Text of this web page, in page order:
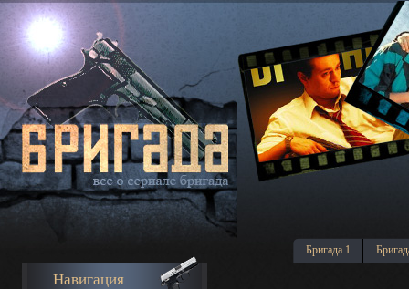
Бригада 1
Навигация